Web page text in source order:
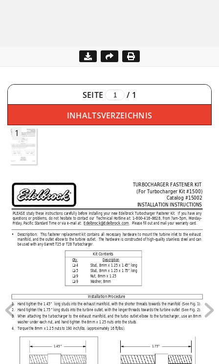
SEITE / 1
INHALTSVERZEICHNIS
1
TURBOCHARGER FASTENER KIT
(For Turbocharger Kit #1500)
Catalog #15002
INSTALLATION INSTRUCTIONS
PLEASE study these instructions carefully before installing your new Edelbrock Turbocharger Fastener Kit.  If you have any
questions or problems, do not hesitate to contact our Technical Hotline at: 1-800-416-8628, from 7am-5pm, Monday-
Friday, Pacific Standard Time or via e-mail at: Edelbrock@Edelbrock.com.  Please fill out and mail your warranty card.
Installation Procedure
Kit Contents
Qty. Description
❑ 4 Stud, 8mm x 1.25 x 1.45” long
❑ 5 Stud, 8mm x 1.25 x 1.75” long
❑ 9 Nut, 8mm x 1.25
❑ 9 Washer, 8mm
• Description: This fastener replacement kit contains all necessary hardware to mount the turbine inlet to the exhaust
manifold, and the outlet elbow to the turbine outlet.  The hardware is constructed of high-quality stainless steel and can
be used with any Garrett T25 or T28 Turbocharger.
1. Hand tighten the 1.45”  long studs into the exhaust manifold, with the shorter threads towards the manifold (See Fig. 1).
2. Hand tighten the 1.75” long studs into the turbine outlet, with the longer threads towards the turbine outlet (See Fig. 2).
3. When attaching the turbocharger to the exhaust manifold, and the turbo outlet elbow to the turbocharger, use an 8mm
washer under each nut, and hand tighten the 8mm x 1.25 nuts onto the studs.
4. Torque the 8mm x 1.25 nuts to 190 inch/lbs. (approximately 16 ft/lbs).
1.75”
1.45”